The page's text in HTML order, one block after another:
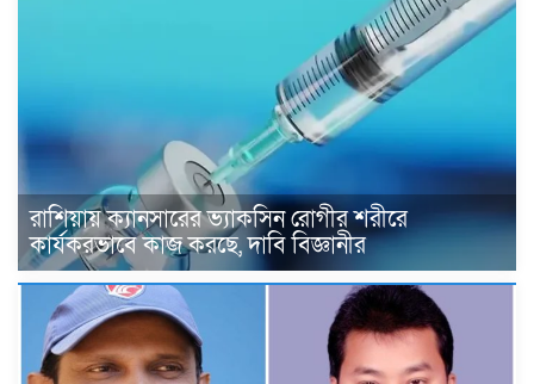
রাশিয়ায় ক্যানসারের ভ্যাকসিন রোগীর শরীরে
কার্যকরভাবে কাজ করছে, দাবি বিজ্ঞানীর